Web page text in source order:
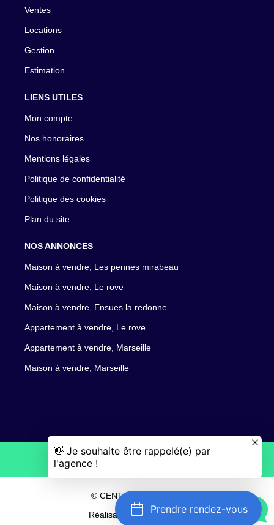
Ventes
Locations
Gestion
Estimation
LIENS UTILES
Mon compte
Nos honoraires
Mentions légales
Politique de confidentialité
Politique des cookies
Plan du site
NOS ANNONCES
Maison à vendre, Les pennes mirabeau
Maison à vendre, Le rove
Maison à vendre, Ensues la redonne
Appartement à vendre, Le rove
Appartement à vendre, Marseille
Maison à vendre, Marseille
© CENTRE IMMO 2026
Réalisation
Prendre rendez-vous